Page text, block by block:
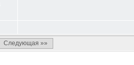
Следующая »»